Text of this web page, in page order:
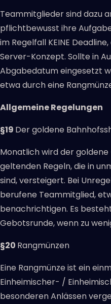
Teammitglieder sind dazu
pflichtbewusst ihre
im Regelfall KEINE
Server-Konzept. Sollte in
Abgabedatum eingesetzt
etwa durch eine
Allgemeine Regelungen
§19 Der goldene
Monatlich wird der
geltenden Regeln, die in
sind, versteigert. Bei
berufene Teammitglied,
benachrichtigen. Es
Gebotsrunde, wenn zu
§20 Rangmünzen
Eine Rangmünze ist ein
Einheimischer- /
besonderen Anlässen